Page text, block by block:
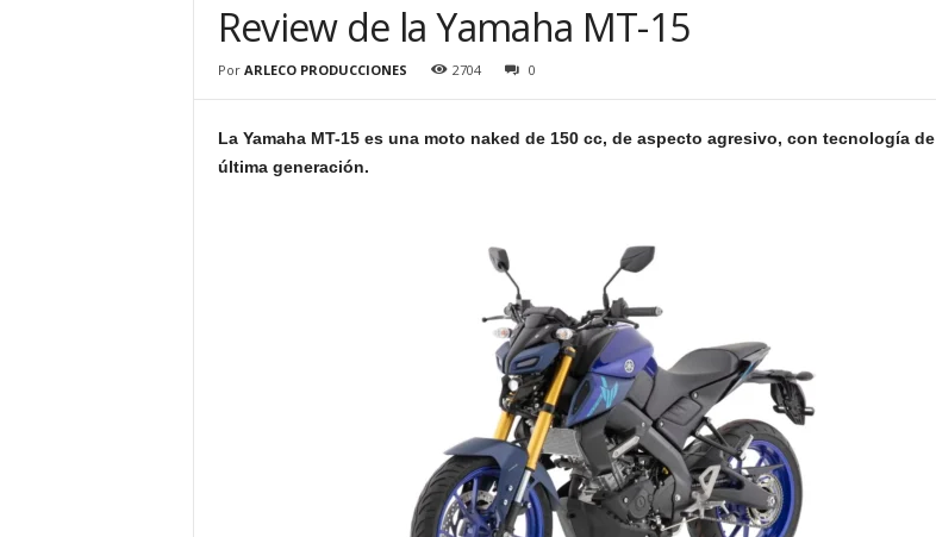
Review de la Yamaha MT-15
Por ARLECO PRODUCCIONES 2704 0
La Yamaha MT-15 es una moto naked de 150 cc, de aspecto agresivo, con tecnología de
última generación.